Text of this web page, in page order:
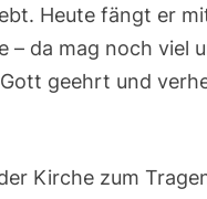
Heute fängt er
– da mag noch viel
geehrt und
Kirche zum